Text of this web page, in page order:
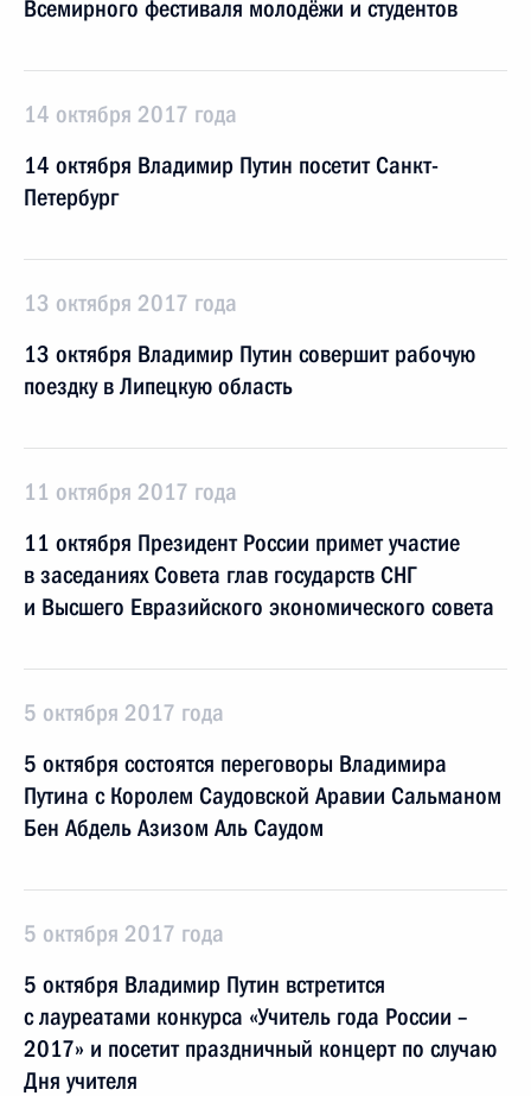
Всемирного фестиваля молодёжи и студентов
14 октября 2017 года
14 октября Владимир Путин посетит Санкт-
Петербург
13 октября 2017 года
13 октября Владимир Путин совершит рабочую
поездку в Липецкую область
11 октября 2017 года
11 октября Президент России примет участие
в заседаниях Совета глав государств СНГ
и Высшего Евразийского экономического совета
5 октября 2017 года
5 октября состоятся переговоры Владимира
Путина с Королем Саудовской Аравии Сальманом
Бен Абдель Азизом Аль Саудом
5 октября 2017 года
5 октября Владимир Путин встретится
с лауреатами конкурса «Учитель года России –
2017» и посетит праздничный концерт по случаю
Дня учителя